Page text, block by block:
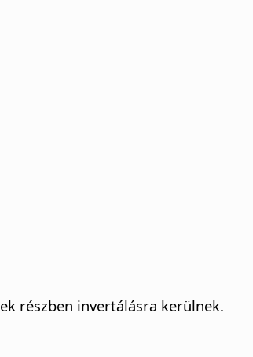
részben invertálásra kerülnek.